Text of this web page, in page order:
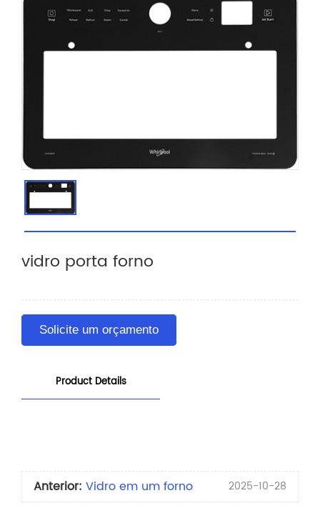
vidro porta forno
Solicite um orçamento
Product Details
Anterior: Vidro em um forno 2025-10-28